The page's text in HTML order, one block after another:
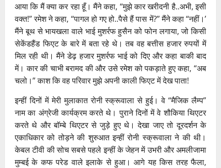
आया कि मैं क्या कर रहा हूँ। मैंने कहा, “मुझे कार खरीदनी है..अभी, इसी
वक्त!” रमेश ने कहा, “पागल हो गए हो..पैसे हैं पास में?” मैंने कहा “नहीं।’
मैंने बूथ से भायखला वाले भाई मुशर्रफ हुसैन को फोन लगाया, जो किसी
सेकेंडहैंड फिएट के बारे में बता रहे थे। तब वह बत्तीस हजार रुपयों में
मिल रही थी। मैंने डेढ़ हजार मुशर्रफ भाई को दिए और कहा बाकी बाद
में। कार की चाभी बरामद की और उसे रमेश को पकड़ाते हुए कहा, “अब
चलो।” काश कि वह परिवार मुझे अपनी काली फिएट में देख पाता!
इन्हीं दिनों में मेरी मुलाकात रोनी स्क्रूवाला से हुई। वे “मैजिक लैम्प”
नाम का अंग्रेजी कार्यक्रम करते थे। पुराने दिनों में वे शौकिया थिएटर
करते थे और बॉम्बे थिएटर से जुड़े हुए थे। देखा जाए तो दूरदर्शन के
एकाधिकार को तोड़ने की शुरुआत इन्हीं रोनी स्क्रूवाला ने की थी।
केबल टीवी की सोच सबसे पहले इन्हीं के जेहन में उभरी और अमलीजामा
मुम्बई के कफ परेड वाले इलाके से हुआ। आगे यह किस तरह फैला,